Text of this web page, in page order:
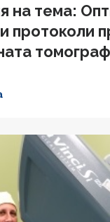
на тема:
протоколи